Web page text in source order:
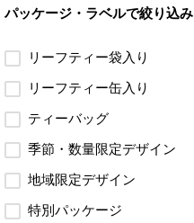
パッケージ・ラベルで絞り込み
リーフティー袋入り
リーフティー缶入り
ティーバッグ
季節・数量限定デザイン
地域限定デザイン
特別パッケージ